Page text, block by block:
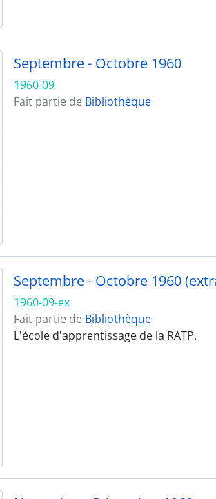
Septembre - Octobre 1960
1960-09
Fait partie de Bibliothèque
Septembre - Octobre 1960
1960-09-ex
Fait partie de Bibliothèque
L'école d'apprentissage de la RATP.